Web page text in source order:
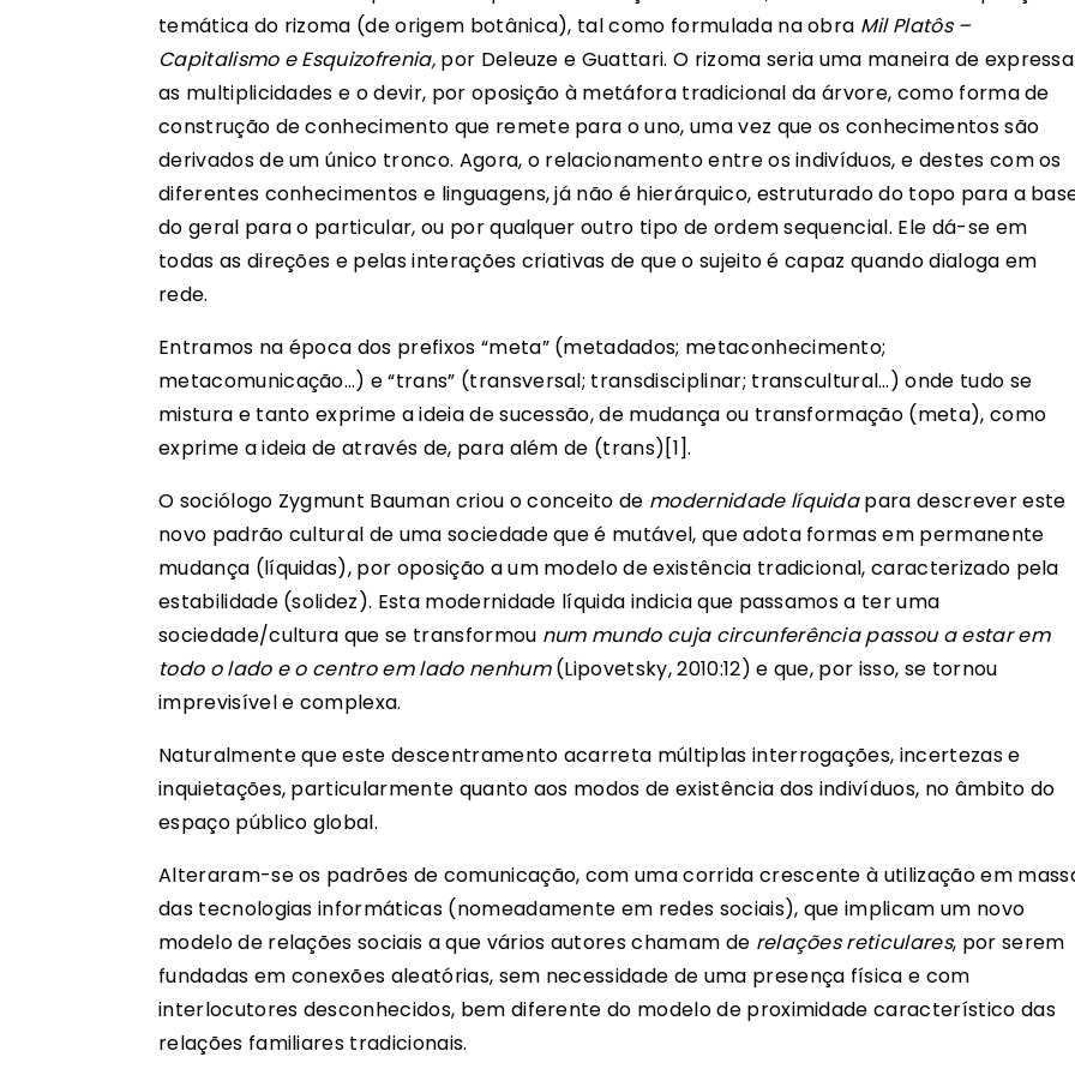
temática do rizoma (de origem botânica), tal como formulada na obra Mil Platôs –
Capitalismo e Esquizofrenia,por Deleuze e Guattari. O rizoma seria uma maneira de
as multiplicidades e o devir, por oposição à metáfora tradicional da árvore, como forma de
construção de conhecimento que remete para o uno, uma vez que os conhecimentos são
derivados de um único tronco. Agora, o relacionamento entre os indivíduos, e destes com os
diferentes conhecimentos e linguagens, já não é hierárquico, estruturado do topo para a
do geral para o particular, ou por qualquer outro tipo de ordem sequencial. Ele dá-se em
todas as direções e pelas interações criativas de que o sujeito é capaz quando dialoga em
rede.
Entramos na época dos prefixos “meta” (metadados; metaconhecimento;
metacomunicação…) e “trans” (transversal; transdisciplinar; transcultural…) onde tudo se
mistura e tanto exprime a ideia de sucessão, de mudança ou transformação (meta), como
exprime a ideia de através de, para além de (trans)[1].
O sociólogo Zygmunt Bauman criou o conceito de modernidade líquidapara descrever este
novo padrão cultural de uma sociedade que é mutável, que adota formas em permanente
mudança (líquidas), por oposição a um modelo de existência tradicional, caracterizado pela
estabilidade (solidez). Esta modernidade líquida indicia que passamos a ter uma
sociedade/cultura que se transformou num mundo cuja circunferência passou a estar em
todo o lado e o centro em lado nenhum(Lipovetsky, 2010:12) e que, por isso, se tornou
imprevisível e complexa.
Naturalmente que este descentramento acarreta múltiplas interrogações, incertezas e
inquietações, particularmente quanto aos modos de existência dos indivíduos, no âmbito do
espaço público global.
Alteraram-se os padrões de comunicação, com uma corrida crescente à utilização em
das tecnologias informáticas (nomeadamente em redes sociais), que implicam um novo
modelo de relações sociais a que vários autores chamam de relações reticulares, por serem
fundadas em conexões aleatórias, sem necessidade de uma presença física e com
interlocutores desconhecidos, bem diferente do modelo de proximidade característico das
relações familiares tradicionais.